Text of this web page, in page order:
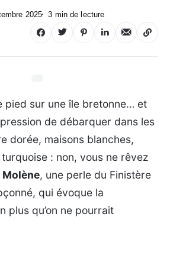
2025 3 min de lecture
pied sur une île bretonne… et
de débarquer dans les
dorée, maisons blanches,
: non, vous ne rêvez
Molène, une perle du Finistère
qui évoque la
plus qu’on ne pourrait